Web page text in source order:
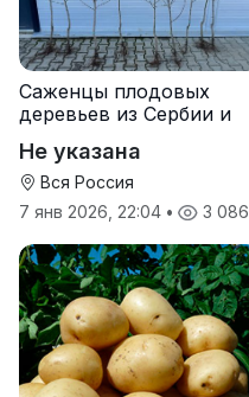
Саженцы плодовых
деревьев из Сербии и
Не указана
Вся Россия
7 янв 2026, 22:04 • 3 086